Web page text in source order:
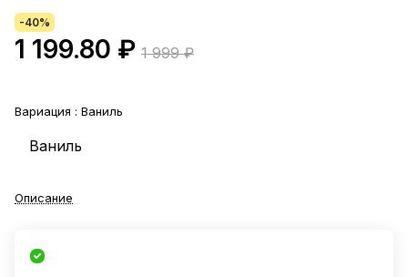
-40%
1 199.80 ₽ 1 999 ₽
Вариация : Ваниль
Ваниль
Описание